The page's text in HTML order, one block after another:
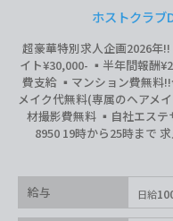
ホストクラ
超豪華特別求人企画2026年
イト¥30,000- ▪️半年間報酬
費支給 ▪️マンション費無料
メイク代無料(専属のヘア
材撮影費無料 ▪️自社エステ
8950 19時から25時まで
給与 日給